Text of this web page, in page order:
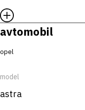
avtomobil
opel
model
astra